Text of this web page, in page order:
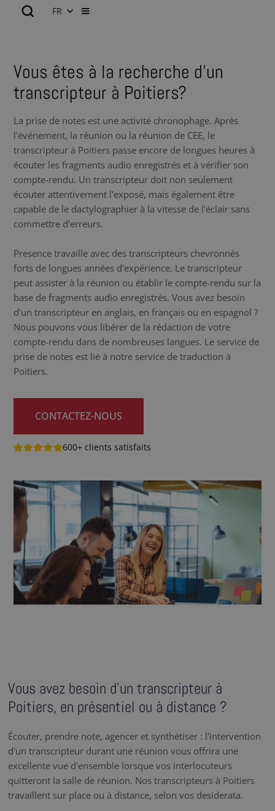
FR
Vous êtes à la recherche d’un
transcripteur à Poitiers?
La prise de notes est une activité chronophage. Après
l'événement, la réunion ou la réunion de CEE, le
transcripteur à Poitiers passe encore de longues heures à
écouter les fragments audio enregistrés et à vérifier son
compte-rendu. Un transcripteur doit non seulement
écouter attentivement l'exposé, mais également être
capable de le dactylographier à la vitesse de l'éclair sans
commettre d'erreurs.
Presence travaille avec des transcripteurs chevronnés
forts de longues années d'expérience. Le transcripteur
peut assister à la réunion ou établir le compte-rendu sur la
base de fragments audio enregistrés. Vous avez besoin
d'un transcripteur en anglais, en français ou en espagnol ?
Nous pouvons vous libérer de la rédaction de votre
compte-rendu dans de nombreuses langues. Le service de
prise de notes est lié à notre service de traduction à
Poitiers.
CONTACTEZ-NOUS
600+ clients satisfaits
Vous avez besoin d’un transcripteur à
Poitiers, en présentiel ou à distance ?
Écouter, prendre note, agencer et synthétiser : l'intervention
d'un transcripteur durant une réunion vous offrira une
excellente vue d'ensemble lorsque vos interlocuteurs
quitteront la salle de réunion. Nos transcripteurs à Poitiers
travaillent sur place ou à distance, selon vos desiderata.